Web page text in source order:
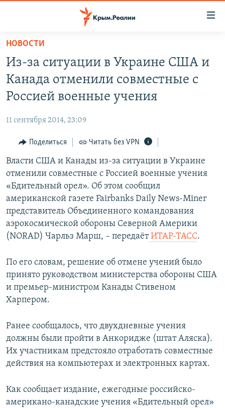
Вернуться
основному
содержанию
Вернутся
главной
навигации
Вернутся
поиску
СПЕЦПРОЕКТЫ
11 ЛЕТ ОККУПАЦИИ КРЫМА. 11 ИСТОРИЙ СОПРОТИВЛЕНИЯ
ВОДА
ЕЩЕ
ИНТЕРАКТИВ
ИНФОГРАФИКА
СОВЕТЫ ПРАВОЗАЩИТНИКОВ
ПРОПАВШИЕ БЕЗ ВЕСТИ
ПОБЕДИТЕЛЕЙ НЕ СУДЯТ?
УКРАИНСКАЯ ПРОБЛЕМА КРЫМА
РАДІО СВОБОДА
КАК ОБОЙТИ БЛОКИРОВКУ
Українською
Qırımtatar
ПРИСОЕДИНЯЙТЕСЬ!
Все сайты RFE/RL
НОВОСТИ
Из-за ситуации в Украине США и
Канада отменили совместные с
Россией военные учения
11 сентября 2014, 23:09
Поделиться Читать без VPN
Власти США и Канады из-за ситуации в Украине
отменили совместные с Россией военные учения
«Бдительный орел». Об этом сообщил
американской газете Fairbanks Daily News-Miner
представитель Объединенного командования
аэрокосмической обороны Северной Америки
(NORAD) Чарльз Марш, – передаётИТАР-ТАСС.
По его словам, решение об отмене учений было
принято руководством министерства обороны США
и премьер-министром Канады Стивеном
Харпером.
Ранее сообщалось, что двухдневные учения
должны были пройти в Анкоридже (штат Аляска).
Их участникам предстояло отработать совместные
действия на компьютерах и электронных картах.
Как сообщает издание, ежегодные российско-
американо-канадские учения «Бдительный орел»